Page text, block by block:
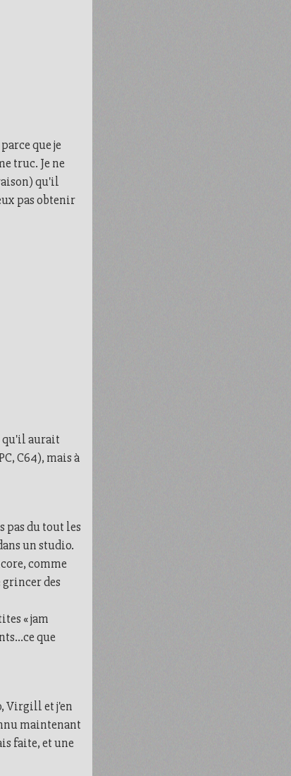
que je
truc. Je ne
qu'il
pas obtenir
qu'il aurait
C64), mais à
pas du tout les
un studio.
comme
des
« jam
que
Virgill et j'en
maintenant
faite, et une